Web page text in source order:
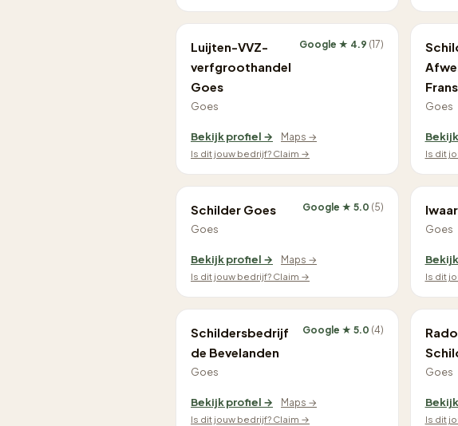
Luijten-VVZ-
verfgroothandel
Goes
Goes
Google ★ 4.9 (17)
Bekijk profiel →
Maps →
Is dit jouw bedrijf? Claim →
Goes
Is dit
Schilder Goes
Goes
Google ★ 5.0 (5)
Bekijk profiel →
Maps →
Is dit jouw bedrijf? Claim →
Goes
Is dit
Schildersbedrijf
de Bevelanden
Goes
Google ★ 5.0 (4)
Bekijk profiel →
Maps →
Is dit jouw bedrijf? Claim →
Rado
Goes
Is dit